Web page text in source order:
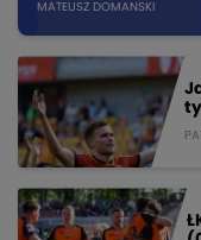
MATEUSZ DOMANSKI